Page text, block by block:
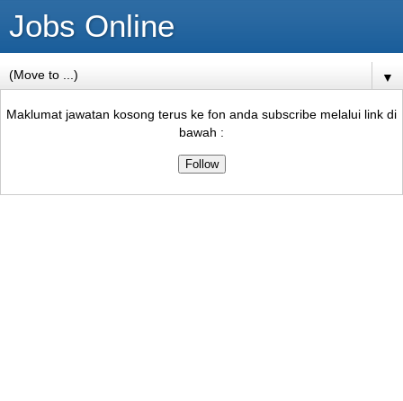
Jobs Online
▼
Maklumat jawatan kosong terus ke fon anda subscribe melalui link di
bawah :